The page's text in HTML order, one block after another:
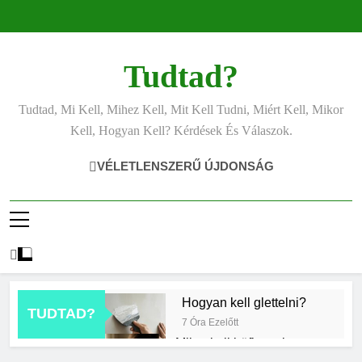
Tudtad?
Tudtad, Mi Kell, Mihez Kell, Mit Kell Tudni, Miért Kell, Mikor
Kell, Hogyan Kell? Kérdések És Válaszok.
VÉLETLENSZERŰ ÚJDONSÁG
TUDTAD?
Hogyan kell glettelni?
7 Óra Ezelőtt
Mikor kell büfiztetni a